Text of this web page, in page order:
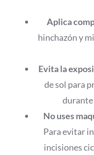
Aplica
hinchazón y
Evita la
de sol para
durante
No uses
Para evitar
incisiones